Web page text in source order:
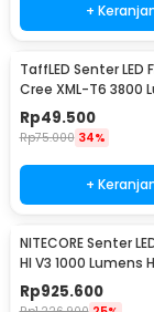
+
TaffLED Senter LED
Cree XML-T6 3800
E27
Rp49.500
Rp75.000 34%
+
NITECORE Senter
HI V3 1000 Lumens
Flashlight - New P30
Rp925.600